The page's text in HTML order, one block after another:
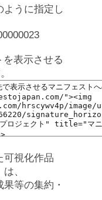
ように指定し
表示させる
可視化作品
、
等の集約・